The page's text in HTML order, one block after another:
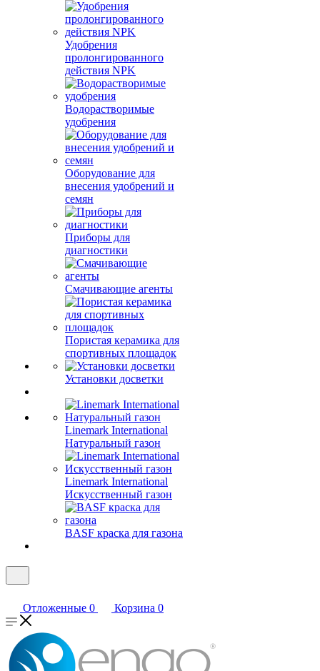
Удобрения
пролонгированного
действия NPK
Водорастворимые
удобрения
Оборудование для
внесения удобрений и
семян
Приборы для
диагностики
Смачивающие агенты
Пористая керамика для
спортивных площадок
Установки досветки
Linemark International
Натуральный газон
Linemark International
Искусственный газон
BASF краска для газона
Отложенные 0 Корзина 0